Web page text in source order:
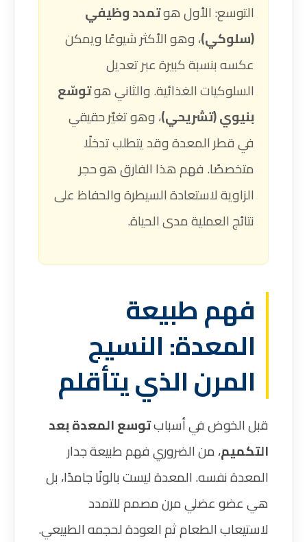
التوسع: الأول هوتمدد وظيفي
(سلوكي)، وهو الأكثر شيوعًا ويمكن
عكسه بنسبة كبيرة عبر تعديل
السلوكيات الغذائية. والثاني هوتوسّع
بنيوي (تشريحي)، وهو تغيّر حقيقي
في قطر المعدة وقد يتطلب تدخلًا
متخصصًا. فهم هذا الفارق هو حجر
الزاوية لاستعادة السيطرة والحفاظ على
نتائج العملية مدى الحياة.
فهم طبيعة
المعدة: النسيج
المرن الذي يتأقلم
قبل الخوض في أسبابتوسع المعدة بعد
التكميم، من الضروري فهم طبيعة جدار
المعدة نفسه. المعدة ليست بالونًا جامدًا، بل
هي عضو عضلي مرن مصمم للتمدد
لاستيعاب الطعام ثم العودة لحجمه الطبيعي.